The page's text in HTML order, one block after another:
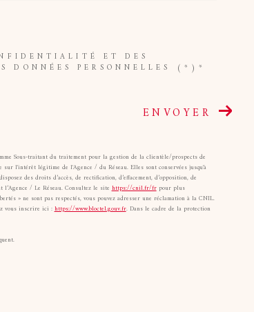
ET DES
DONNÉES PERSONNELLES (*)*
ENVOYER
Sous-traitant du traitement pour la gestion de la clientèle/prospects de
l'intérêt légitime de l'Agence / du Réseau. Elles sont conservées jusqu'à
des droits d’accès, de rectification, d’effacement, d’opposition, de
l’Agence / Le Réseau. Consultez le sitehttps://cnil.fr/frpour plus
» ne sont pas respectés, vous pouvez adresser une réclamation à la CNIL.
vous inscrire ici :https://www.bloctel.gouv.fr. Dans le cadre de la protection